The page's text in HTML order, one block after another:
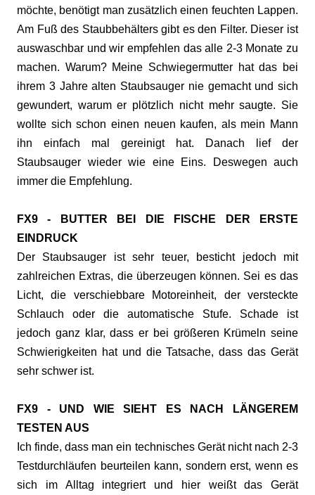
möchte, benötigt man zusätzlich einen feuchten Lappen.
Am Fuß des Staubbehälters gibt es den Filter. Dieser ist
auswaschbar und wir empfehlen das alle 2-3 Monate zu
machen. Warum? Meine Schwiegermutter hat das bei
ihrem 3 Jahre alten Staubsauger nie gemacht und sich
gewundert, warum er plötzlich nicht mehr saugte. Sie
wollte sich schon einen neuen kaufen, als mein Mann
ihn einfach mal gereinigt hat. Danach lief der
Staubsauger wieder wie eine Eins. Deswegen auch
immer die Empfehlung.
FX9 - BUTTER BEI DIE FISCHE DER ERSTE
EINDRUCK
Der Staubsauger ist sehr teuer, besticht jedoch mit
zahlreichen Extras, die überzeugen können. Sei es das
Licht, die verschiebbare Motoreinheit, der versteckte
Schlauch oder die automatische Stufe. Schade ist
jedoch ganz klar, dass er bei größeren Krümeln seine
Schwierigkeiten hat und die Tatsache, dass das Gerät
sehr schwer ist.
FX9 - UND WIE SIEHT ES NACH LÄNGEREM
TESTEN AUS
Ich finde, dass man ein technisches Gerät nicht nach 2-3
Testdurchläufen beurteilen kann, sondern erst, wenn es
sich im Alltag integriert und hier weißt das Gerät